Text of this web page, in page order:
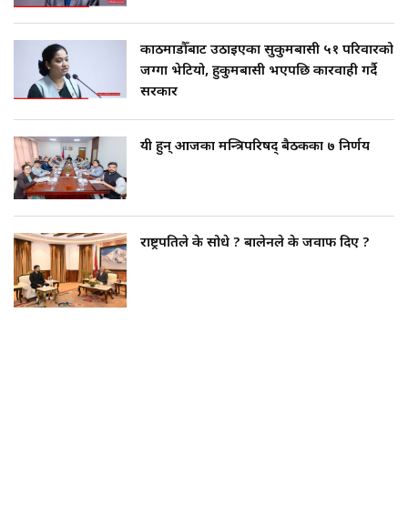
काठमाडौँबाट उठाइएका सुकुमबासी ५१ परिवारको
जग्गा भेटियो, हुकुमबासी भएपछि कारवाही गर्दै
सरकार
यी हुन् आजका मन्त्रिपरिषद् बैठकका ७ निर्णय
राष्ट्रपतिले के सोधे ? बालेनले के जवाफ दिए ?